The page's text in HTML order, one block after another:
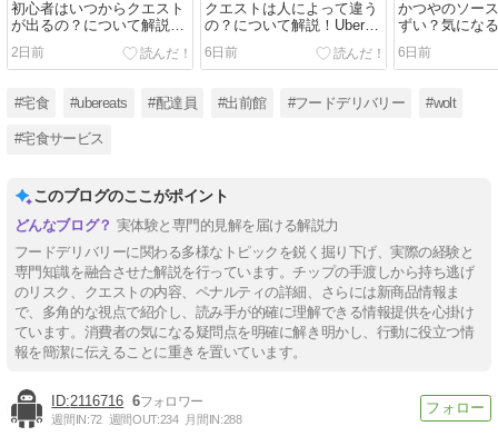
初心者はいつからクエスト
が出るの？について解説！
Uber Eats（ウーバーイー
ツ）
2日前
クエストは人によって違う
の？について解説！Uber
Eats（ウーバーイーツ）
6日前
かつやのソー
ずい？気にな
も！
6日前
#宅食 #ubereats #配達員 #出前館 #フードデリバリー #wolt
#宅食サービス
このブログのここがポイント
実体験と専門的見解を届ける解説力
フードデリバリーに関わる多様なトピックを鋭く掘り下げ、実際の経験と
専門知識を融合させた解説を行っています。チップの手渡しから持ち逃げ
のリスク、クエストの内容、ペナルティの詳細、さらには新商品情報ま
で、多角的な視点で紹介し、読み手が的確に理解できる情報提供を心掛け
ています。消費者の気になる疑問点を明確に解き明かし、行動に役立つ情
報を簡潔に伝えることに重きを置いています。
2116716 6
週間IN:72 週間OUT:234 月間IN:288